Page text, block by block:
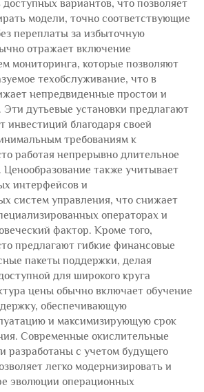
вариантов, что позволяет
модели, точно соответствующие
переплаты за избыточную
отражает включение
мониторинга, которые позволяют
техобслуживание, что в
непредвиденные простои и
Эти дутьевые установки предлагают
инвестиций благодаря своей
требованиям к
работая непрерывно длительное
Ценообразование также учитывает
интерфейсов и
систем управления, что снижает
операторах и
фактор. Кроме того,
предлагают гибкие финансовые
пакеты поддержки, делая
для широкого круга
цены обычно включает обучение
обеспечивающую
и максимизирующую срок
Современные окислительные
разработаны с учетом будущего
легко модернизировать и
эволюции операционных